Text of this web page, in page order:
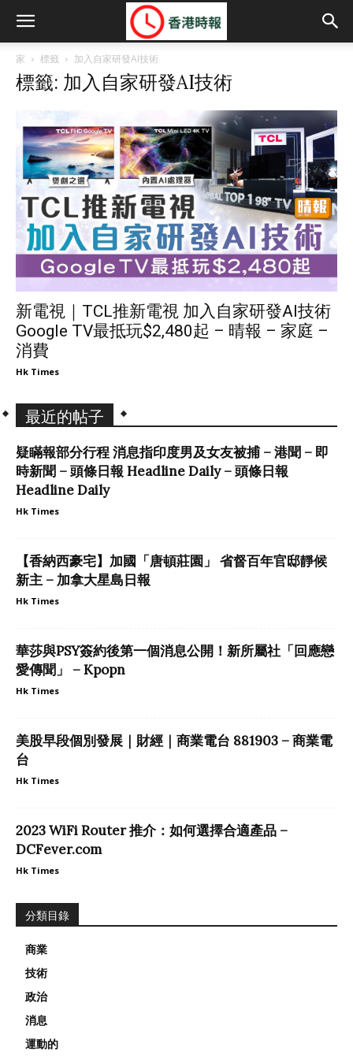
家 標籤 加入自家研發AI技術
標籤: 加入自家研發AI技術
新電視｜TCL推新電視 加入自家研發AI技術
Google TV最抵玩$2,480起 – 晴報 – 家庭 –
消費
Hk Times
最近的帖子
疑瞞報部分行程 消息指印度男及女友被捕 – 港聞 – 即
時新聞 – 頭條日報 Headline Daily – 頭條日報
Headline Daily
Hk Times
【香納西豪宅】加國「唐頓莊園」 省督百年官邸靜候
新主 – 加拿大星島日報
Hk Times
華莎與PSY簽約後第一個消息公開！新所屬社「回應戀
愛傳聞」 – Kpopn
Hk Times
美股早段個別發展｜財經｜商業電台 881903 – 商業電
台
Hk Times
2023 WiFi Router 推介：如何選擇合適產品 –
DCFever.com
Hk Times
分類目錄
商業
技術
政治
消息
運動的